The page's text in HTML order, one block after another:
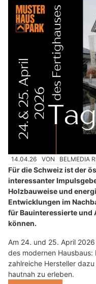
14.04.26 VON BELMEDIA
Für die Schweiz ist der
interessanter
Holzbauweise und
Entwicklungen im
für Bauinteressierte und
können.
Am 24. und 25. April
des modernen Hausbaus:
zahlreiche Hersteller
hautnah zu erleben.